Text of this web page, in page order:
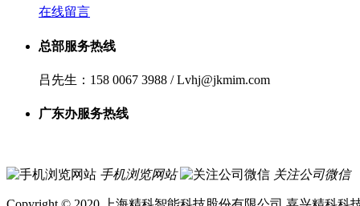
在线留言
总部服务热线
吕先生：158 0067 3988 / Lvhj@jkmim.com
广东办服务热线
手机浏览网站 关注公司微信